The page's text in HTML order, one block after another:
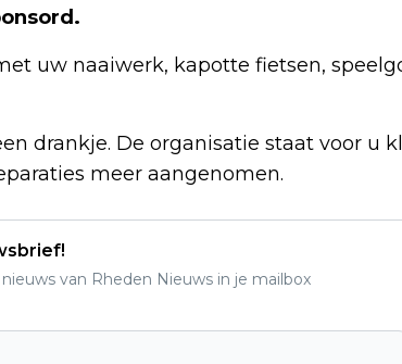
uw naaiwerk, kapotte fietsen,
drankje. De organisatie staat voor u
meer aangenomen.
van Rheden Nieuws in je mailbox